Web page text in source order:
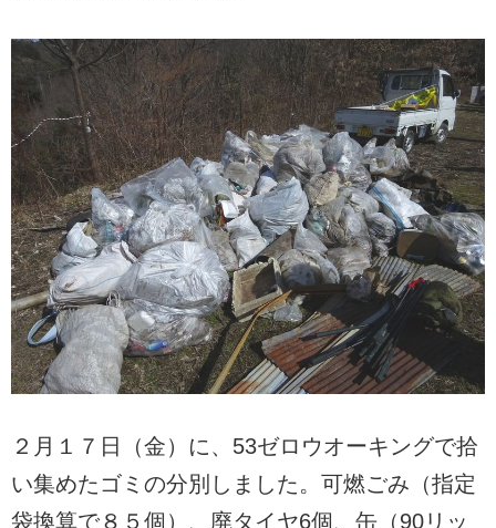
２月１７日（金）に、53ゼロウオーキングで拾
い集めたゴミの分別しました。可燃ごみ（指定
袋換算で８５個）、廃タイヤ6個、缶（90リッ